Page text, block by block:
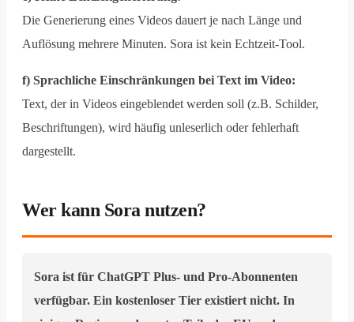
Die Generierung eines Videos dauert je nach Länge und
Auflösung mehrere Minuten. Sora ist kein Echtzeit-Tool.
f) Sprachliche Einschränkungen bei Text im Video:
Text, der in Videos eingeblendet werden soll (z.B. Schilder,
Beschriftungen), wird häufig unleserlich oder fehlerhaft
dargestellt.
Wer kann Sora nutzen?
Sora ist für ChatGPT Plus- und Pro-Abonnenten
verfügbar. Ein kostenloser Tier existiert nicht. In